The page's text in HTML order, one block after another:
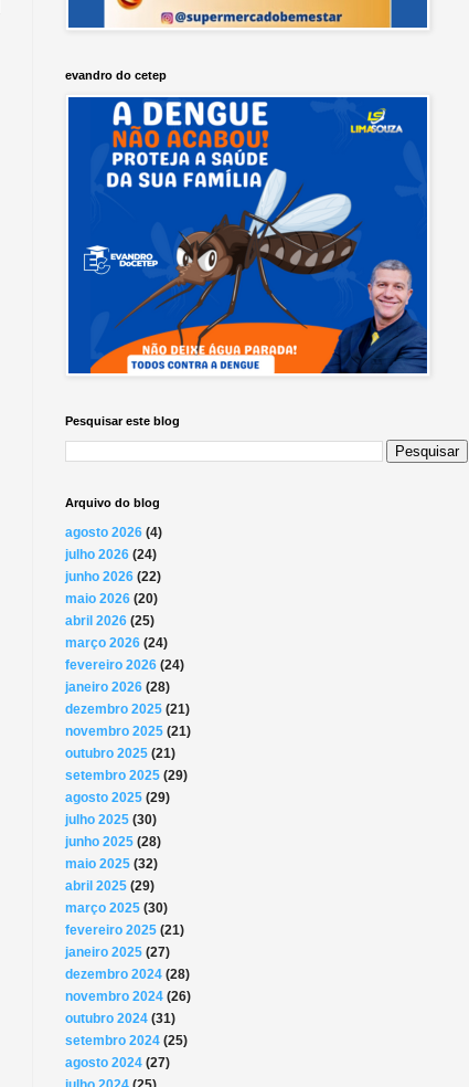
evandro do cetep
Pesquisar este blog
Arquivo do blog
agosto 2026 (4)
julho 2026 (24)
junho 2026 (22)
maio 2026 (20)
abril 2026 (25)
março 2026 (24)
fevereiro 2026 (24)
janeiro 2026 (28)
dezembro 2025 (21)
novembro 2025 (21)
outubro 2025 (21)
setembro 2025 (29)
agosto 2025 (29)
julho 2025 (30)
junho 2025 (28)
maio 2025 (32)
abril 2025 (29)
março 2025 (30)
fevereiro 2025 (21)
janeiro 2025 (27)
dezembro 2024 (28)
novembro 2024 (26)
outubro 2024 (31)
setembro 2024 (25)
agosto 2024 (27)